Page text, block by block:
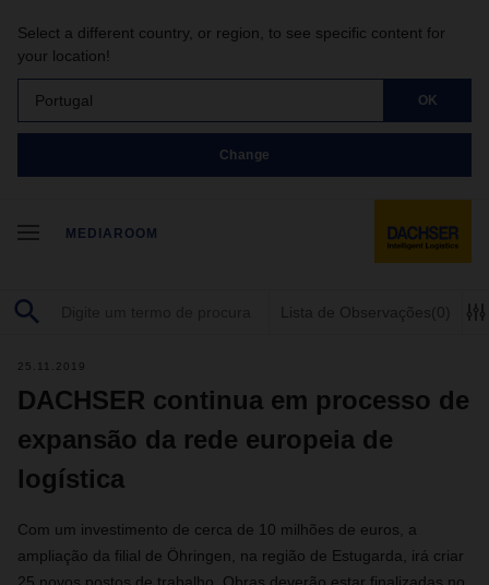
Select a different country, or region, to see specific content for
your location!
Portugal OK
Change
MEDIAROOM
Lista de Observações (0)
25.11.2019
DACHSER continua em processo de
expansão da rede europeia de
logística
Com um investimento de cerca de 10 milhões de euros, a
ampliação da filial de Öhringen, na região de Estugarda , irá criar